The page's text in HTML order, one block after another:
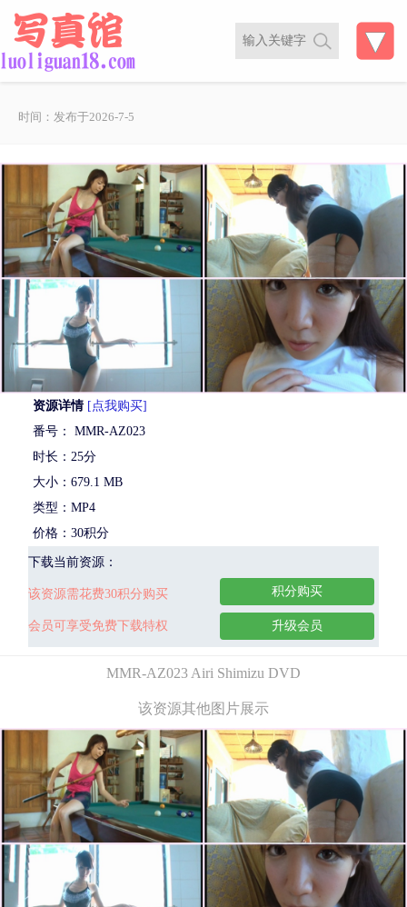
时间：发布于2026-7-5
资源详情 [点我购买]
番号： MMR-AZ023
时长：25分
大小：679.1 MB
类型：MP4
价格：30积分
下载当前资源：
该资源需花费30积分购买
会员可享受免费下载特权
积分购买
升级会员
MMR-AZ023 Airi Shimizu DVD
该资源其他图片展示